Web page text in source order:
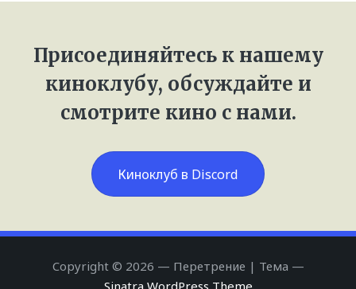
Присоединяйтесь к нашему
киноклубу, обсуждайте и
смотрите кино с нами.
Киноклуб в Discord
Copyright © 2026 — Перетрение | Тема —